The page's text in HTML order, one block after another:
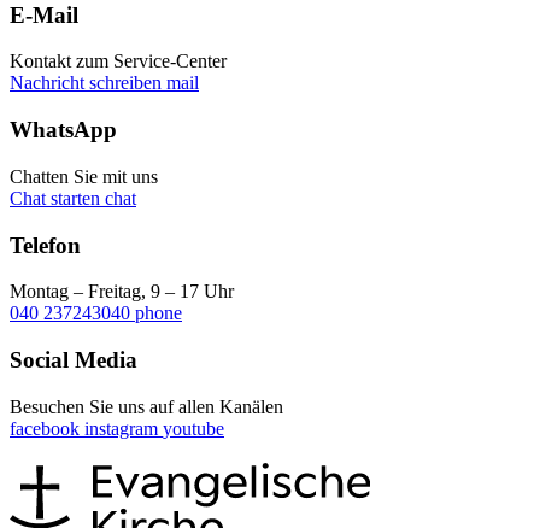
E-Mail
Kontakt zum Service-Center
Nachricht schreiben mail
WhatsApp
Chatten Sie mit uns
Chat starten chat
Telefon
Montag – Freitag, 9 – 17 Uhr
040 237243040 phone
Social Media
Besuchen Sie uns auf allen Kanälen
facebook instagram youtube